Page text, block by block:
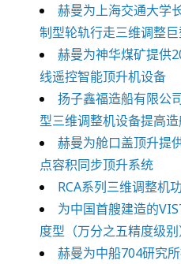
赫曼为上海交通大学
制型轮轨行走三维调整
赫曼为神华煤矿提供
线遥控智能顶升机设备
扬子鑫福造船有限公
型三维调整机设备提高
赫曼为舱口盖顶升提
点容积同步顶升系统
RCA系列三维调整机
为中国首艘建造的
度型（万分之五精度级
赫曼为中船704研究